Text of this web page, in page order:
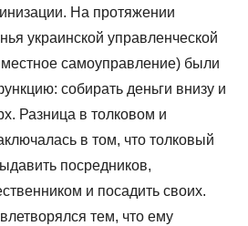
На протяжении
украинской управленческой
самоуправление) были
собирать деньги внизу и
Разница в толковом и
в том, что толковый
посредников,
и посадить своих.
тем, что ему